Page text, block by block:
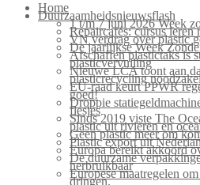
Home
Duurzaamheidsnieuwsflash
1 t/m 7 juni 2026 Week
Repaircafés: cursus leren
VN verdrag over plastic
De jaarlijkse Week
Afschaffen plastictaks is
plasticvervuiling
Nieuwe LCA toont aan
plasticrecycling
EU-raad keurt PPWR
goed!
Droppie
flesjes
Sinds 2019 viste The
plastic uit rivieren en
Geen plastic meer om
Plastic export uit
Europa bereikt akkoord
De duurzame
herbruikbaar
Europese maatregelen
dringen.